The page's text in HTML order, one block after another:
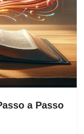
a Passo